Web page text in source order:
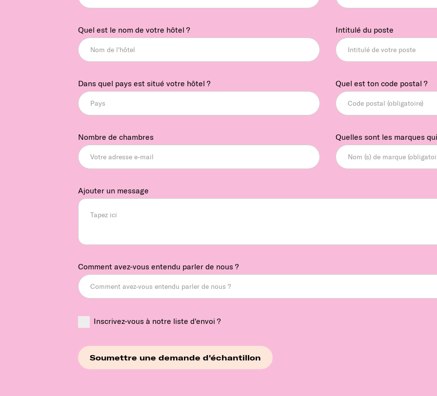
Quel est le nom de votre hôtel ? Intitulé du poste
Dans quel pays est situé votre hôtel ? Quel est ton code postal ?
Nombre de chambres Quelles sont les marques
Ajouter un message
Comment avez-vous entendu parler de nous ?
Inscrivez-vous à notre liste d'envoi ?